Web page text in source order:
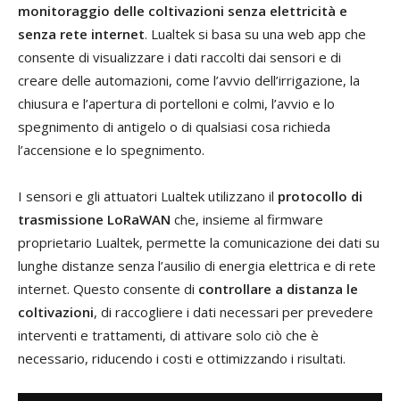
monitoraggio delle coltivazioni senza elettricità e
senza rete internet. Lualtek si basa su una web app che
consente di visualizzare i dati raccolti dai sensori e di
creare delle automazioni, come l’avvio dell’irrigazione, la
chiusura e l’apertura di portelloni e colmi, l’avvio e lo
spegnimento di antigelo o di qualsiasi cosa richieda
l’accensione e lo spegnimento.
I sensori e gli attuatori Lualtek utilizzano il protocollo di
trasmissione LoRaWAN che, insieme al firmware
proprietario Lualtek, permette la comunicazione dei dati su
lunghe distanze senza l’ausilio di energia elettrica e di rete
internet. Questo consente di controllare a distanza le
coltivazioni, di raccogliere i dati necessari per prevedere
interventi e trattamenti, di attivare solo ciò che è
necessario, riducendo i costi e ottimizzando i risultati.